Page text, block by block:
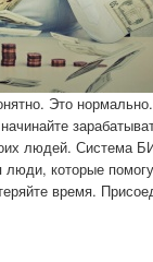
Это
людей.
люди, которые
время.